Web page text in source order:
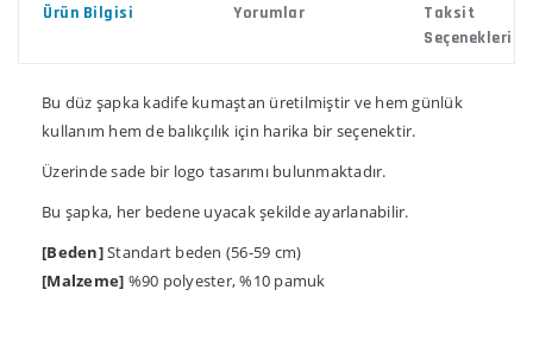
Ürün Bilgisi Yorumlar
Taksit
Seçenekleri
Bu düz şapka kadife kumaştan üretilmiştir ve hem günlük
kullanım hem de balıkçılık için harika bir seçenektir.
Üzerinde sade bir logo tasarımı bulunmaktadır.
Bu şapka, her bedene uyacak şekilde ayarlanabilir.
[Beden]Standart beden (56-59 cm)
[Malzeme] %90 polyester, %10 pamuk